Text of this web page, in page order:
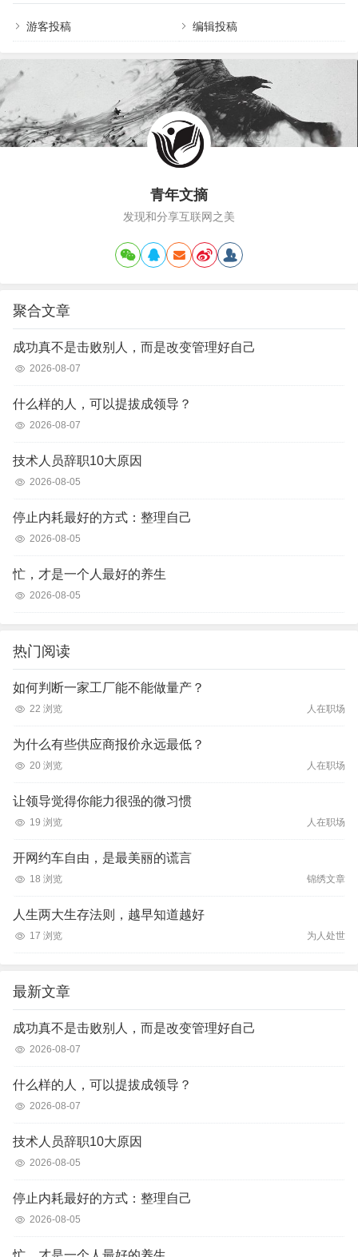
货，都是大家投票选举产生的，每一次点赞，都意味着当天流量池的流
量…
游客投稿 编辑投稿
青年文摘
发现和分享互联网之美
聚合文章
成功真不是击败别人，而是改变管理好自己
2026-08-07
什么样的人，可以提拔成领导？
2026-08-07
技术人员辞职10大原因
2026-08-05
停止内耗最好的方式：整理自己
2026-08-05
忙，才是一个人最好的养生
2026-08-05
热门阅读
如何判断一家工厂能不能做量产？
22 浏览 人在职场
为什么有些供应商报价永远最低？
20 浏览 人在职场
让领导觉得你能力很强的微习惯
19 浏览 人在职场
开网约车自由，是最美丽的谎言
18 浏览 锦绣文章
人生两大生存法则，越早知道越好
17 浏览 为人处世
最新文章
成功真不是击败别人，而是改变管理好自己
2026-08-07
什么样的人，可以提拔成领导？
2026-08-07
技术人员辞职10大原因
2026-08-05
停止内耗最好的方式：整理自己
2026-08-05